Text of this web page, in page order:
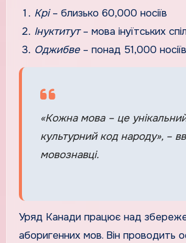
Крі– близько 60,000 носіїв
Інуктитут– мова інуїтських
Оджибве– понад 51,000 носіїв
«Кожна мова – це
культурний код народу», –
мовознавці.
Уряд Канади працює над
аборигенних мов. Він проводить